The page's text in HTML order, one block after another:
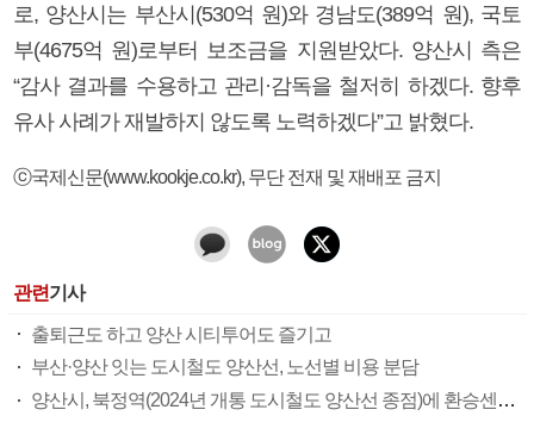
로, 양산시는 부산시(530억 원)와 경남도(389억 원), 국토
부(4675억 원)로부터 보조금을 지원받았다. 양산시 측은
“감사 결과를 수용하고 관리·감독을 철저히 하겠다. 향후
유사 사례가 재발하지 않도록 노력하겠다”고 밝혔다.
ⓒ국제신문(www.kookje.co.kr), 무단 전재 및 재배포 금지
관련기사
출퇴근도 하고 양산 시티투어도 즐기고
부산·양산 잇는 도시철도 양산선, 노선별 비용 분담
양산시, 북정역(2024년 개통 도시철도 양산선 종점)에 환승센터 건립 추진